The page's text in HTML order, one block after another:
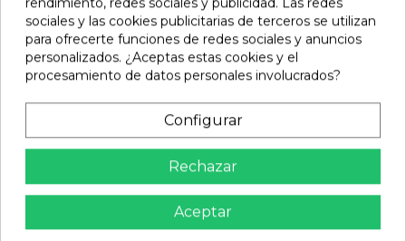
58,08 €
Añadir
share Compartir
Calidad Garantizada
Productos de Máxima calidad
sociales y las cookies publicitarias de terceros se utilizan
para ofrecerte funciones de redes sociales y anuncios
personalizados. ¿Aceptas estas cookies y el
procesamiento de datos personales involucrados?
Configurar
Rechazar
Aceptar